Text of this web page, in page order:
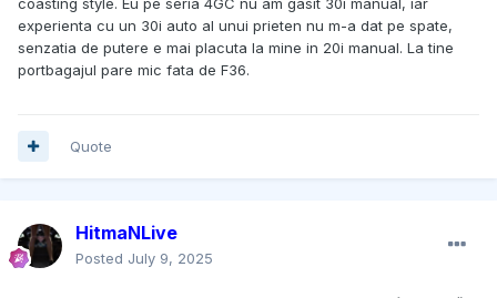
experienta cu un 30i auto al unui prieten nu m-a dat pe spate,
senzatia de putere e mai placuta la mine in 20i manual. La tine
portbagajul pare mic fata de F36.
Quote
HitmaNLive
Posted July 9, 2025